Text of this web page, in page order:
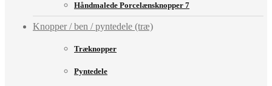
Håndmalede Porcelænsknopper 7
Knopper / ben / pyntedele (træ)
Træknopper
Pyntedele